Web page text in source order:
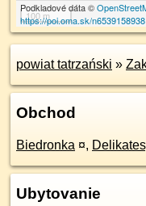
100 m
Podkladové dáta ©
https://poi.oma.sk/n6539158938
powiat tatrzański »
Obchod
Biedronka ¤,
Ubytovanie